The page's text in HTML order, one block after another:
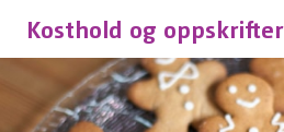
Kosthold og oppskrifter